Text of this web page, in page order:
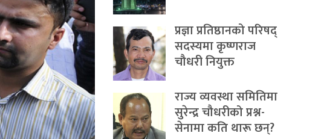
प्रज्ञा प्रतिष्ठानको परिषद्
सदस्यमा कृष्णराज
चौधरी नियुक्त
राज्य व्यवस्था समितिमा
सुरेन्द्र चौधरीको प्रश्न-
सेनामा कति थारू छन्?